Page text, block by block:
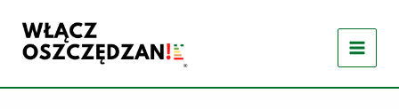
treści